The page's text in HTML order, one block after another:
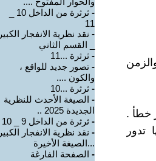
خطأ .
تدور
-
11
- نقد نظرية الانفجار الكبير
_ القسم الثاني
- ثرثرة ...11
- تصور جديد للواقع ،
والكون ....
- ثرثرة ...10
- الصيغة الأحدث للنظرية
الجديدة 2025 ..
- ثرثرة من الداخل 9 _ 10
- نقد نظرية الانفجار الكبير
...الصيغة الأخيرة
- الصفحة الفارغة